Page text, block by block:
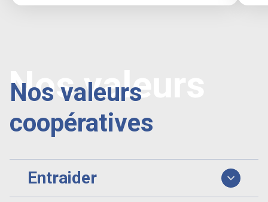
Nos valeurs
coopératives
Nos valeurs
Entraider